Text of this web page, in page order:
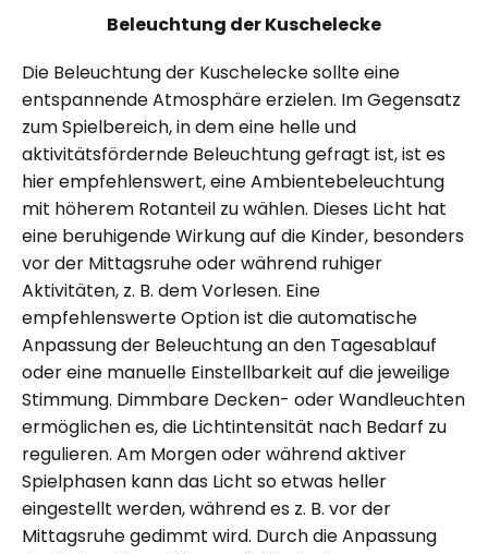
Beleuchtung der Kuschelecke
Die Beleuchtung der Kuschelecke sollte eine
entspannende Atmosphäre erzielen. Im Gegensatz
zum Spielbereich, in dem eine helle und
aktivitätsfördernde Beleuchtung gefragt ist, ist es
hier empfehlenswert, eine Ambientebeleuchtung
mit höherem Rotanteil zu wählen. Dieses Licht hat
eine beruhigende Wirkung auf die Kinder, besonders
vor der Mittagsruhe oder während ruhiger
Aktivitäten, z. B. dem Vorlesen. Eine
empfehlenswerte Option ist die automatische
Anpassung der Beleuchtung an den Tagesablauf
oder eine manuelle Einstellbarkeit auf die jeweilige
Stimmung. Dimmbare Decken- oder Wandleuchten
ermöglichen es, die Lichtintensität nach Bedarf zu
regulieren. Am Morgen oder während aktiver
Spielphasen kann das Licht so etwas heller
eingestellt werden, während es z. B. vor der
Mittagsruhe gedimmt wird. Durch die Anpassung